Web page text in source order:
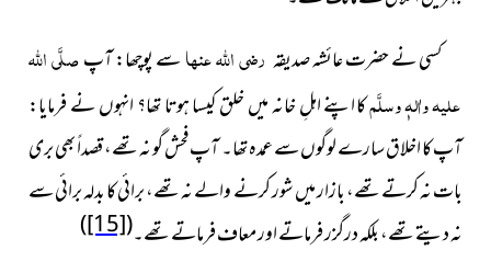
کسی نے حضرت عائشہ صدیقہ رضی اللہ عنہاسے پوچھا: آپصلَّی اللہ
علیہ واٰلہٖ وسلَّمکا اپنے اہلِ خانہ میں خلق کیسا ہوتا تھا؟ انہوں نے فرمایا:
آپ کا اخلاق سارے لوگوں سے عمدہ تھا۔ آپ فحش گو نہ تھے، قصداً بھی بری
بات نہ کرتے تھے، بازار میں شور کرنے والے نہ تھے، برائی کا بدلہ برائی سے
نہ دیتے تھے، بلکہ درگزر فرماتے اور معاف فرماتے تھے۔(
[15]
)